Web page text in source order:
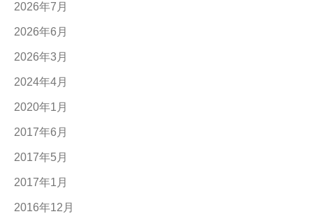
2026年7月
2026年6月
2026年3月
2024年4月
2020年1月
2017年6月
2017年5月
2017年1月
2016年12月